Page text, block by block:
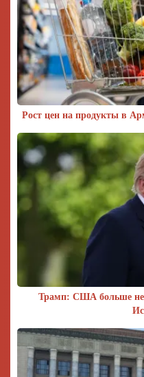
Рост цен на продукты в
Трамп: США больше не